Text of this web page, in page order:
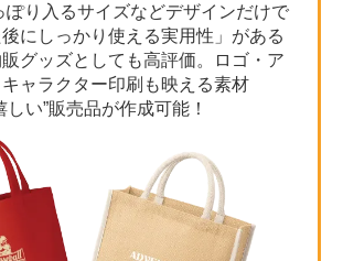
ぽり入るサイズなどデザインだけで
にしっかり使える実用性」がある
グッズとしても高評価。ロゴ・ア
ャラクター印刷も映える素材
しい”販売品が作成可能！